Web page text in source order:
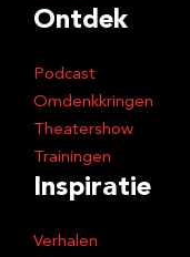
Ontdek
Podcast
Omdenkkringen
Theatershow
Trainingen
Inspiratie
Verhalen